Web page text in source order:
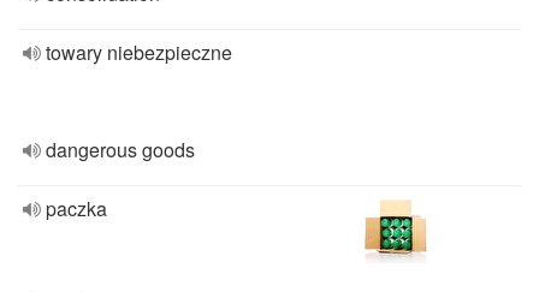
towary niebezpieczne
dangerous goods
paczka